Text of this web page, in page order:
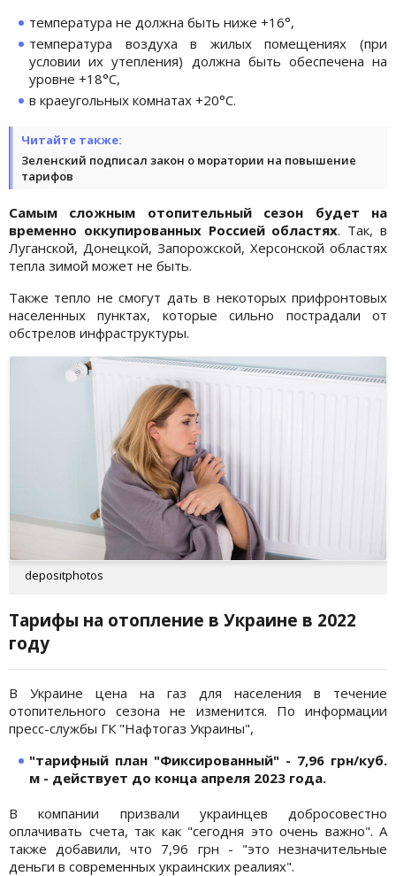
температура не должна быть ниже +16°,
температура воздуха в жилых помещениях (при
условии их утепления) должна быть обеспечена на
уровне +18°С,
в краеугольных комнатах +20°С.
Читайте также:
Зеленский подписал закон о моратории на повышение
тарифов
Самым сложным отопительный сезон будет на
временно оккупированных Россией областях. Так, в
Луганской, Донецкой, Запорожской, Херсонской областях
тепла зимой может не быть.
Также тепло не смогут дать в некоторых прифронтовых
населенных пунктах, которые сильно пострадали от
обстрелов инфраструктуры.
depositphotos
Тарифы на отопление в Украине в 2022
году
В Украине цена на газ для населения в течение
отопительного сезона не изменится. По информации
пресс-службы ГК "Нафтогаз Украины",
"тарифный план "Фиксированный" - 7,96 грн/куб.
м - действует до конца апреля 2023 года.
В компании призвали украинцев добросовестно
оплачивать счета, так как "сегодня это очень важно". А
также добавили, что 7,96 грн - "это незначительные
деньги в современных украинских реалиях".